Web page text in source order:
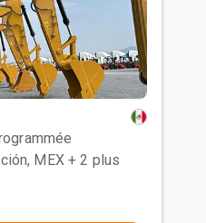
MEX + 2 plus